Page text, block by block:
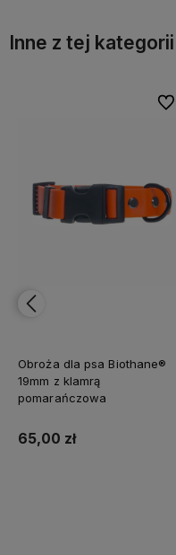
Inne z tej kategorii
Obroża dla psa Biothane®
19mm z klamrą
pomarańczowa
65,00 zł
Do